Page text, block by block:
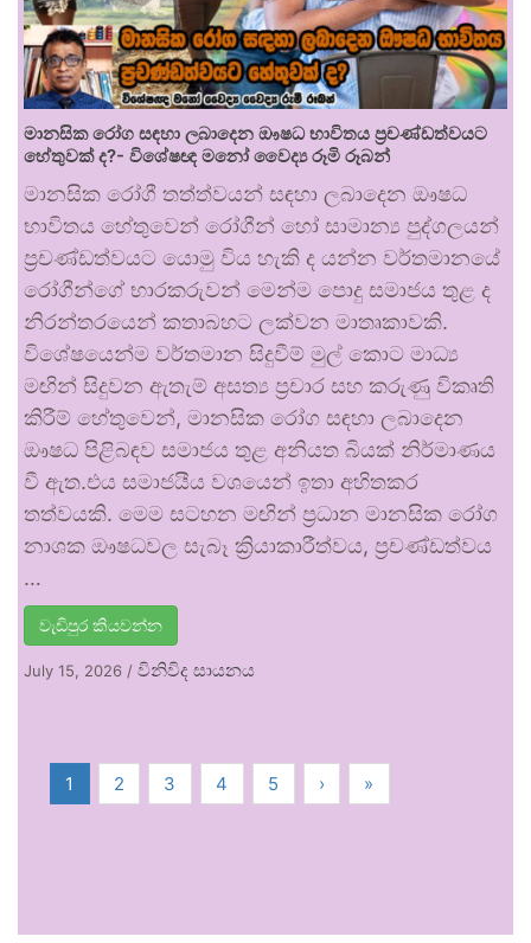
මානසික රෝග සඳහා ලබාදෙන ඖෂධ භාවිතය ප්‍රචණ්ඩත්වයට
හේතුවක් ද?- විශේෂඥ මනෝ වෛද්‍ය රූමි රූබන්
මානසික රෝගී තත්ත්වයන් සඳහා ලබාදෙන ඖෂධ
භාවිතය හේතුවෙන් රෝගීන් හෝ සාමාන්‍ය පුද්ගලයන්
ප්‍රචණ්ඩත්වයට යොමු විය හැකි ද යන්න වර්තමානයේ
රෝගීන්ගේ භාරකරුවන් මෙන්ම පොදු සමාජය තුළ ද
නිරන්තරයෙන් කතාබහට ලක්වන මාතෘකාවකි.
විශේෂයෙන්ම වර්තමාන සිදුවීම් මුල් කොට මාධ්‍ය
මඟින් සිදුවන ඇතැම් අසත්‍ය ප්‍රචාර සහ කරුණු විකෘති
කිරීම් හේතුවෙන්, මානසික රෝග සඳහා ලබාදෙන
ඖෂධ පිළිබඳව සමාජය තුළ අනියත බියක් නිර්මාණය
වී ඇත.එය සමාජයීය වශයෙන් ඉතා අහිතකර
තත්වයකි. මෙම සටහන මඟින් ප්‍රධාන මානසික රෝග
නාශක ඖෂධවල සැබෑ ක්‍රියාකාරීත්වය, ප්‍රචණ්ඩත්වය
…
වැඩිපුර කියවන්න
July 15, 2026 / විනිවිද සායනය
1 2 3 4 5 › »